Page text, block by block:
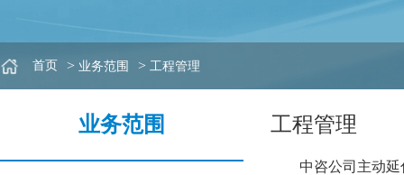
首页 > 业务范围 > 工程管理
业务范围 工程管理
中咨公司主动